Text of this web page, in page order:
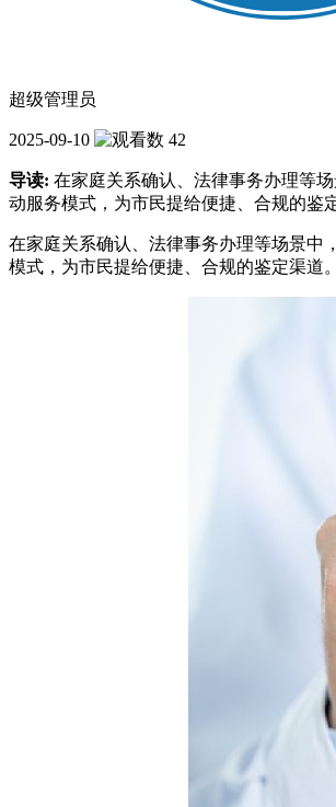
超级管理员
2025-09-10 42
导读: 在家庭关系确认、法律事务办理等
动服务模式，为市民提给便捷、合规的鉴
在家庭关系确认、法律事务办理等场景中
模式，为市民提给便捷、合规的鉴定渠道